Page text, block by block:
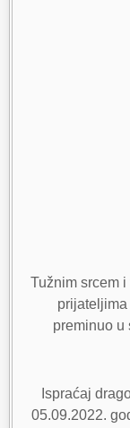
Tužnim srcem
preminuo u
Ispraćaj
05.09.2022.